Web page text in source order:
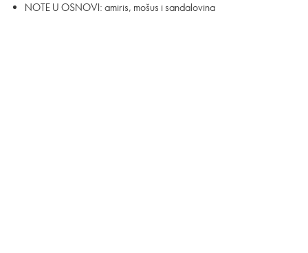
NOTE U OSNOVI: amiris, mošus i sandalovina